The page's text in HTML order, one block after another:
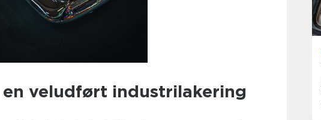
en veludført industrilakering